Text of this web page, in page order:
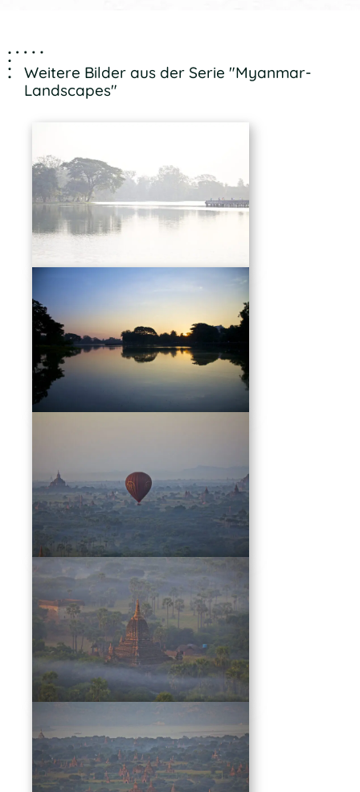
Weitere Bilder aus der Serie "Myanmar-
Landscapes"